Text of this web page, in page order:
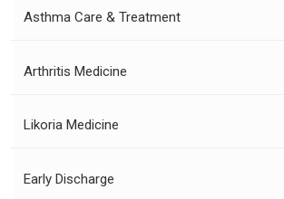
Asthma Care & Treatment
Arthritis Medicine
Likoria Medicine
Early Discharge